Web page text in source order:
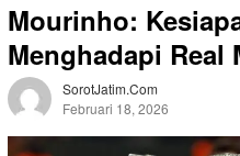
l
e
Mourinho:
Menghadapi Real
SorotJatim.com
Februari 18, 2026